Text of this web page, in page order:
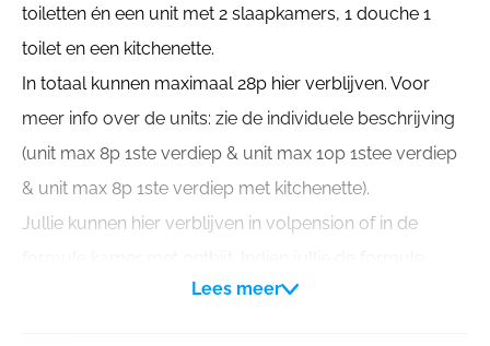
toiletten én een unit met 2 slaapkamers, 1 douche 1
toilet en een kitchenette.
In totaal kunnen maximaal 28p hier verblijven. Voor
meer info over de units: zie de individuele beschrijving
(unit max 8p 1ste verdiep & unit max 10p 1stee verdiep
& unit max 8p 1ste verdiep met kitchenette).
Jullie kunnen hier verblijven in volpension of in de
kamer met ontbijt wensen te nemen, dan kan dit aan de
Lees meer